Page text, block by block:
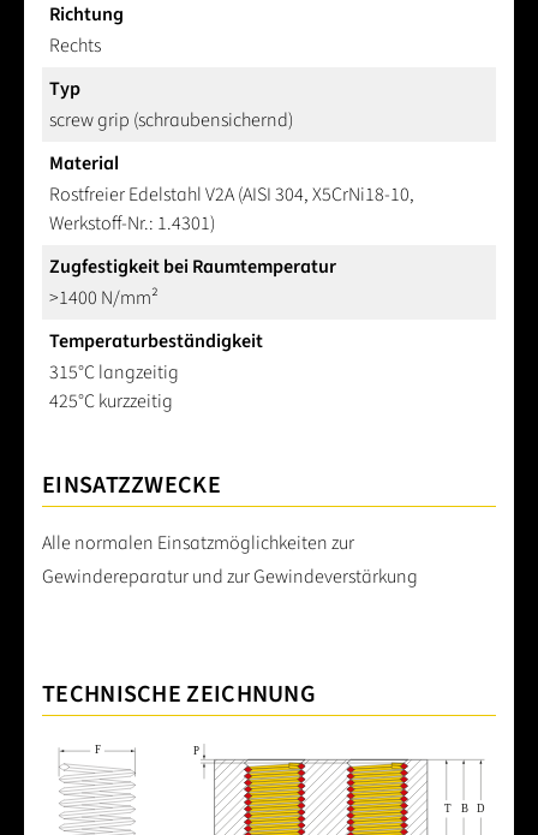
Richtung
Rechts
Typ
screw grip (schraubensichernd)
Material
Rostfreier Edelstahl V2A (AISI 304, X5CrNi18-10,
Werkstoff-Nr.: 1.4301)
Zugfestigkeit bei Raumtemperatur
>1400 N/mm²
Temperaturbeständigkeit
315°C langzeitig
425°C kurzzeitig
EINSATZZWECKE
Alle normalen Einsatzmöglichkeiten zur
Gewindereparatur und zur Gewindeverstärkung
TECHNISCHE ZEICHNUNG